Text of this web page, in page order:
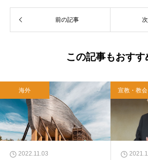
前の記事
この記事もおすす
海外
2022.11.03
宣教・教